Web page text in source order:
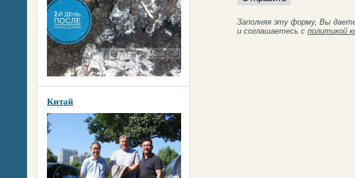
Китай
Заполняя эту форму, Вы
и соглашаетесь с политикой